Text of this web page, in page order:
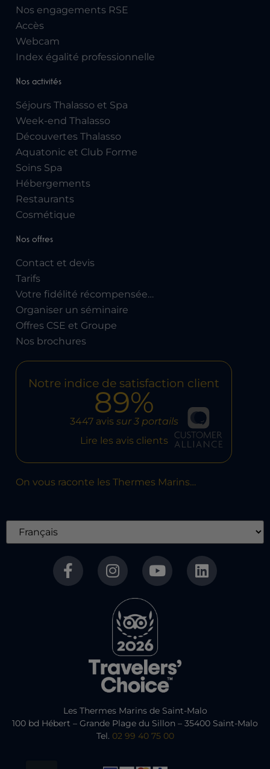
Nos engagements RSE
Accès
Webcam
Index égalité professionnelle
Nos activités
Séjours Thalasso et Spa
Week-end Thalasso
Découvertes Thalasso
Aquatonic et Club Forme
Soins Spa
Hébergements
Restaurants
Cosmétique
Nos offres
Contact et devis
Tarifs
Votre fidélité récompensée…
Organiser un séminaire
Offres CSE et Groupe
Nos brochures
Notre indice de satisfaction client
89%
3447 avis sur 3 portails
Lire les avis clients
On vous raconte les Thermes Marins…
Les Thermes Marins de Saint-Malo
100 bd Hébert – Grande Plage du Sillon – 35400 Saint-Malo
Tel. 02 99 40 75 00